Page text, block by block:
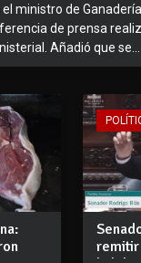
ministro de
de prensa
Añadió que se...